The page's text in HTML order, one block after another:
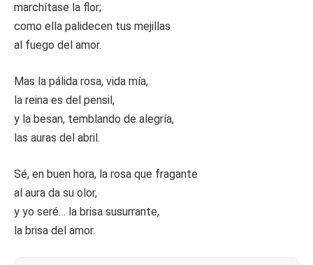
marchítase la flor;
como ella palidecen tus mejillas
al fuego del amor.
Mas la pálida rosa, vida mía,
la reina es del pensil,
y la besan, temblando de alegría,
las auras del abril.
Sé, en buen hora, la rosa que fragante
al aura da su olor,
y yo seré… la brisa susurrante,
la brisa del amor.